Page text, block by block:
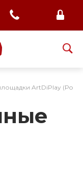
ArtDiPlay